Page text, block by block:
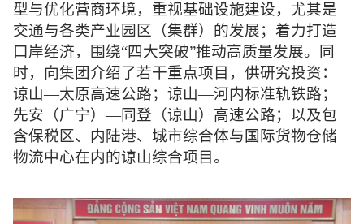
型与优化营商环境，重视基础设施建设，尤其是
交通与各类产业园区（集群）的发展；着力打造
口岸经济，围绕“四大突破”推动高质量发展。同
时，向集团介绍了若干重点项目，供研究投资：
谅山—太原高速公路；谅山—河内标准轨铁路；
先安（广宁）—同登（谅山）高速公路；以及包
含保税区、内陆港、城市综合体与国际货物仓储
物流中心在内的谅山综合项目。